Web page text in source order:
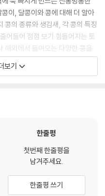
이, 달콩이와 콩에 대해 더 알아
콩의 종류와 생김새, 각 콩의 특징
어들어 점점 보기 힘들어지는 토
해외에서 들여오는 다양한 콩을
고 분류하는 달콩이에 이어 콩 팬
달콩이는 콩을 사랑하는 콩 팬클
콩에 대해 알 수 있는 콩 카드를
보기
한줄평
첫번째 한줄평을
남겨주세요.
한줄평 쓰기